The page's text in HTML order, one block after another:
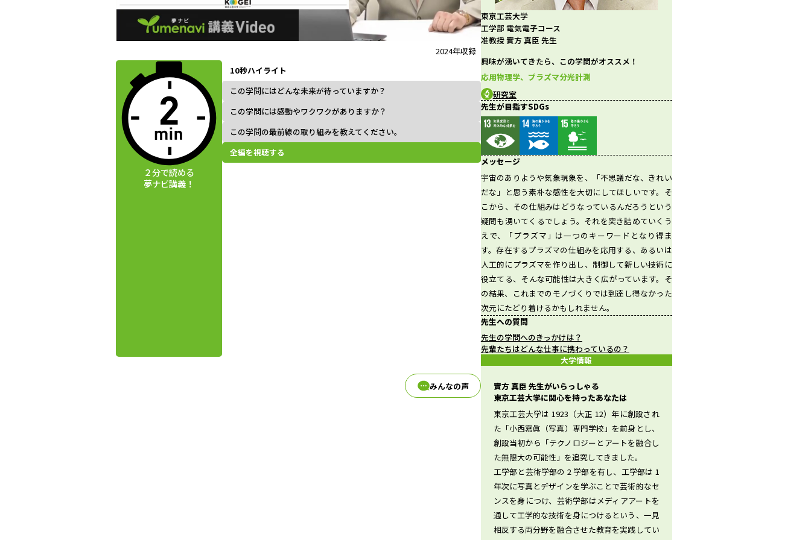
l
a
y
2024年収録
２分で読める
夢ナビ講義！
動画視聴前に
夢ナビ講義を
読んでみよう
10秒ハイライト
この学問にはどんな未来が待っていますか？
この学問には感動やワクワクがありますか？
この学問の最前線の取り組みを教えてください。
全編を視聴する
みんなの声
東京工芸大学
工学部 電気電子コース
准教授 實方 真臣 先生
興味が湧いてきたら、この学問がオススメ！
応用物理学、プラズマ分光計測
研究室
先生が目指すSDGs
メッセージ
宇宙のありようや気象現象を、「不思議だな、きれい
だな」と思う素朴な感性を大切にしてほしいです。そ
こから、その仕組みはどうなっているんだろうという
疑問も湧いてくるでしょう。それを突き詰めていくう
えで、「プラズマ」は一つのキーワードとなり得ま
す。存在するプラズマの仕組みを応用する、あるいは
人工的にプラズマを作り出し、制御して新しい技術に
役立てる、そんな可能性は大きく広がっています。そ
の結果、これまでのモノづくりでは到達し得なかった
次元にたどり着けるかもしれません。
先生への質問
先生の学問へのきっかけは？
先輩たちはどんな仕事に携わっているの？
大学情報
實方 真臣 先生がいらっしゃる
東京工芸大学に関心を持ったあなたは
東京工芸大学は 1923（大正 12）年に創設され
た「小西寫眞（写真）専門学校」を前身とし、
創設当初から「テクノロジーとアートを融合し
た無限大の可能性」を追究してきました。
工学部と芸術学部の 2 学部を有し、工学部は 1
年次に写真とデザインを学ぶことで芸術的なセ
ンスを身につけ、芸術学部はメディアアートを
通して工学的な技術を身につけるという、一見
相反する両分野を融合させた教育を実践してい